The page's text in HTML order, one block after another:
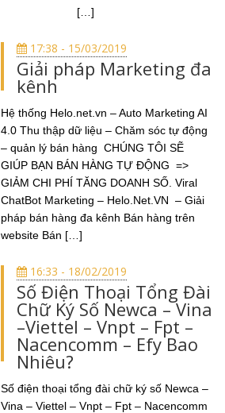
[…]
17:38 - 15/03/2019
Giải pháp Marketing đa
kênh
Hệ thống Helo.net.vn – Auto Marketing AI
4.0 Thu thập dữ liệu – Chăm sóc tự động
– quản lý bán hàng CHÚNG TÔI SẼ
GIÚP BẠN BÁN HÀNG TỰ ĐỘNG =>
GIẢM CHI PHÍ TĂNG DOANH SỐ. Viral
ChatBot Marketing – Helo.Net.VN – Giải
pháp bán hàng đa kênh Bán hàng trên
website Bán […]
16:33 - 18/02/2019
Số Điện Thoại Tổng Đài
Chữ Ký Số Newca – Vina
–Viettel – Vnpt – Fpt –
Nacencomm – Efy Bao
Nhiêu?
Số điện thoại tổng đài chữ ký số Newca –
Vina – Viettel – Vnpt – Fpt – Nacencomm